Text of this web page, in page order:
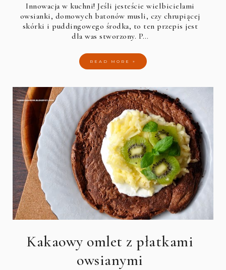
Innowacja w kuchni! Jeśli jesteście wielbicielami
owsianki, domowych batonów musli, czy chrupiącej
skórki i puddingowego środka, to ten przepis jest
dla was stworzony. P…
READ MORE »
Kakaowy omlet z płatkami
owsianymi